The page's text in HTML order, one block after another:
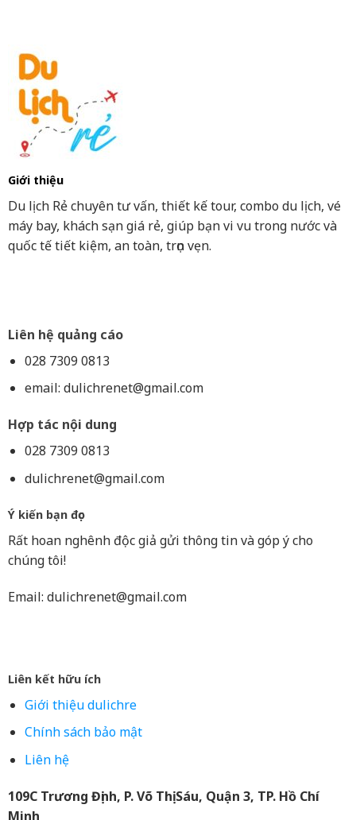
Giới thiệu
Du lịch Rẻ chuyên tư vấn, thiết kế tour, combo du lịch, vé
máy bay, khách sạn giá rẻ, giúp bạn vi vu trong nước và
quốc tế tiết kiệm, an toàn, trọn vẹn.
Liên hệ quảng cáo
028 7309 0813
email: dulichrenet@gmail.com
Hợp tác nội dung
028 7309 0813
dulichrenet@gmail.com
Ý kiến bạn đọc
Rất hoan nghênh độc giả gửi thông tin và góp ý cho
chúng tôi!
Email: dulichrenet@gmail.com
Liên kết hữu ích
Giới thiệu dulichre
Chính sách bảo mật
Liên hệ
109C Trương Định, P. Võ Thị Sáu, Quận 3, TP. Hồ Chí
Minh